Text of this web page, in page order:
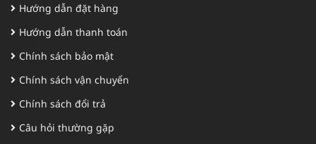
Hướng dẫn đặt hàng
Hướng dẫn thanh toán
Chính sách bảo mật
Chính sách vận chuyển
Chính sách đổi trả
Câu hỏi thường gặp